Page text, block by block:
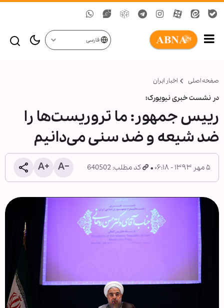
فارسی
صفحه اصلی اخبار ایران
در نشست خبری نیویورک؛
رییس جمهور: ما تروریست‌ها را
ضد شیعه و ضد سنی می‌دانیم
۵ مهر ۱۳۹۳ - ۰۶:۱۸ کد مطلب: 640502